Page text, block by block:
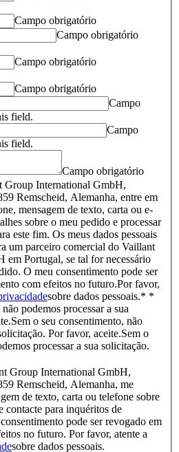
Campo obrigatório
Campo obrigatório
Campo obrigatório
Campo obrigatório
Campo
field.
Campo
field.
Campo obrigatório
Group International GmbH,
Remscheid, Alemanha, entre em
mensagem de texto, carta ou e-
sobre o meu pedido e processar
este fim. Os meus dados pessoais
um parceiro comercial do Vaillant
em Portugal, se tal for necessário
O meu consentimento pode ser
com efeitos no futuro.Por favor,
sobre dados pessoais.* *
podemos processar a sua
Sem o seu consentimento, não
Por favor, aceite.Sem o
processar a sua solicitação.
Group International GmbH,
Remscheid, Alemanha, me
de texto, carta ou telefone sobre
contacte para inquéritos de
pode ser revogado em
no futuro. Por favor, atente a
sobre dados pessoais.